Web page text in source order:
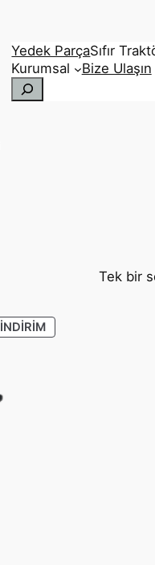
Yedek ParçaSıfır
Kurumsal
Bize Ulaşın
Ara
Tek bir
İNDIRIMİNDIRIMDEKI
ÜRÜN